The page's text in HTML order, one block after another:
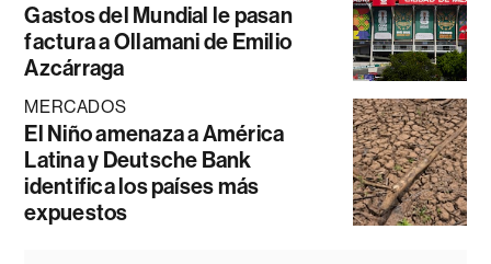
Gastos del Mundial le pasan
factura a Ollamani de Emilio
Azcárraga
MERCADOS
El Niño amenaza a América
Latina y Deutsche Bank
identifica los países más
expuestos